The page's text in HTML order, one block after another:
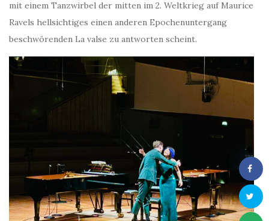
mit einem Tanzwirbel der mitten im 2. Weltkrieg auf Maurice
Ravels hellsichtiges einen anderen Epochenuntergang
beschwörenden La valse zu antworten scheint.